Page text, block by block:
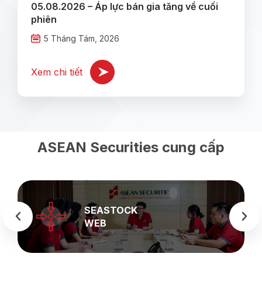
05.08.2026 – Áp lực bán gia tăng về cuối
phiên
5 Tháng Tám, 2026
Xem chi tiết
ASEAN Securities cung cấp
SEASTOCK
WEB